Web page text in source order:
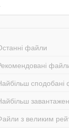
файли
сподобані
з великим